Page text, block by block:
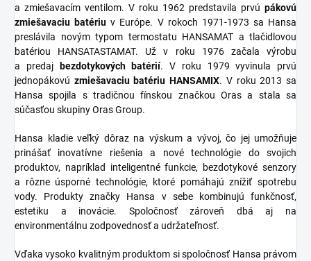
a zmiešavacím ventilom. V roku 1962 predstavila prvú pákovú
zmiešavaciu batériu v Európe. V rokoch 1971-1973 sa Hansa
preslávila novým typom termostatu HANSAMAT a tlačidlovou
batériou HANSATASTAMAT. Už v roku 1976 začala výrobu
a predaj
bezdotykových batérií. V roku 1979 vyvinula prvú
jednopákovú zmiešavaciu batériu HANSAMIX. V roku 2013 sa
Hansa spojila s tradičnou fínskou značkou Oras a stala sa
súčasťou skupiny Oras Group.
Hansa kladie veľký dôraz na výskum a vývoj, čo jej umožňuje
prinášať inovatívne riešenia a nové technológie do svojich
produktov, napríklad inteligentné funkcie, bezdotykové senzory
a rôzne úsporné technológie, ktoré pomáhajú znížiť spotrebu
vody. Produkty značky Hansa v sebe kombinujú funkčnosť,
estetiku a inovácie. Spoločnosť zároveň dbá aj na
environmentálnu zodpovednosť a udržateľnosť.
Vďaka vysoko kvalitným produktom si spoločnosť Hansa právom